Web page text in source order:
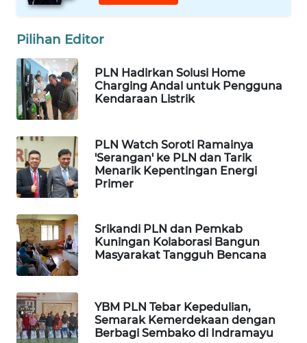
Pilihan Editor
PLN Hadirkan Solusi Home
Charging Andal untuk Pengguna
Kendaraan Listrik
PLN Watch Soroti Ramainya
'Serangan' ke PLN dan Tarik
Menarik Kepentingan Energi
Primer
Srikandi PLN dan Pemkab
Kuningan Kolaborasi Bangun
Masyarakat Tangguh Bencana
YBM PLN Tebar Kepedulian,
Semarak Kemerdekaan dengan
Berbagi Sembako di Indramayu
TENGAH
SERDANG
WN
TEBING
WN
PAKPAK
WN
KARAWANG
WN
WN
BOGOR